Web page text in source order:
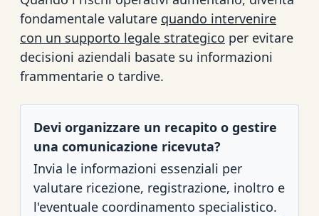
fondamentale valutare quando intervenire
con un supporto legale strategico per evitare
decisioni aziendali basate su informazioni
frammentarie o tardive.
Devi organizzare un recapito o gestire
una comunicazione ricevuta?
Invia le informazioni essenziali per
valutare ricezione, registrazione, inoltro e
l'eventuale coordinamento specialistico.